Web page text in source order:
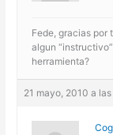
Fede, gracias por
algun
herramienta?
21 mayo, 2010 a